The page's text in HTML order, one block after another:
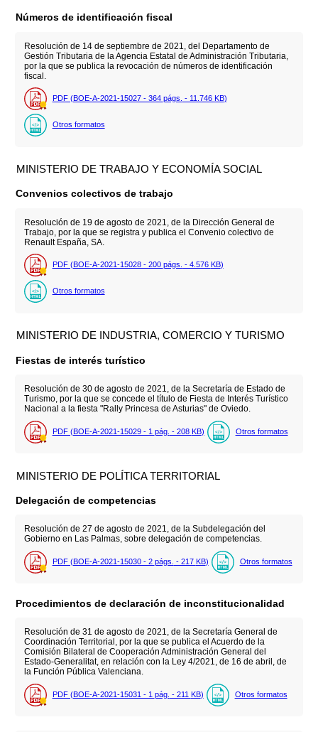
Números de identificación fiscal
Resolución de 14 de septiembre de 2021, del Departamento de
Gestión Tributaria de la Agencia Estatal de Administración Tributaria,
por la que se publica la revocación de números de identificación
fiscal.
PDF (BOE-A-2021-15027 - 364 págs. - 11.746 KB)
Otros formatos
MINISTERIO DE TRABAJO Y ECONOMÍA SOCIAL
Convenios colectivos de trabajo
Resolución de 19 de agosto de 2021, de la Dirección General de
Trabajo, por la que se registra y publica el Convenio colectivo de
Renault España, SA.
PDF (BOE-A-2021-15028 - 200 págs. - 4.576 KB)
Otros formatos
MINISTERIO DE INDUSTRIA, COMERCIO Y TURISMO
Fiestas de interés turístico
Resolución de 30 de agosto de 2021, de la Secretaría de Estado de
Turismo, por la que se concede el título de Fiesta de Interés Turístico
Nacional a la fiesta "Rally Princesa de Asturias" de Oviedo.
PDF (BOE-A-2021-15029 - 1 pág. - 208 KB) Otros formatos
MINISTERIO DE POLÍTICA TERRITORIAL
Delegación de competencias
Resolución de 27 de agosto de 2021, de la Subdelegación del
Gobierno en Las Palmas, sobre delegación de competencias.
PDF (BOE-A-2021-15030 - 2 págs. - 217 KB) Otros formatos
Procedimientos de declaración de inconstitucionalidad
Resolución de 31 de agosto de 2021, de la Secretaría General de
Coordinación Territorial, por la que se publica el Acuerdo de la
Comisión Bilateral de Cooperación Administración General del
Estado-Generalitat, en relación con la Ley 4/2021, de 16 de abril, de
la Función Pública Valenciana.
PDF (BOE-A-2021-15031 - 1 pág. - 211 KB) Otros formatos